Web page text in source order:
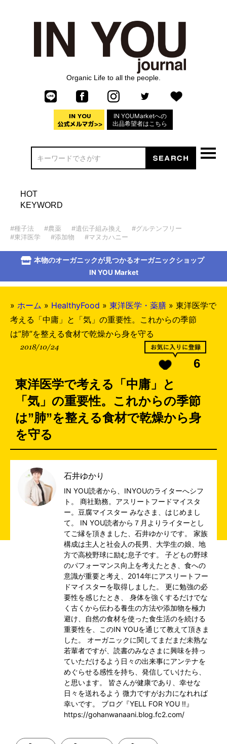
Organic Life to all the people.
IN YOUMarketへの
出品希望者はこちら
HOT
KEYWORD
#種子法 #農薬 #遺伝子組み換え
#グルテンフリー
#東洋医学
#添加物 #マヌカハニー
本物のオーガニックが見つかるオーガニックショップ
IN YOU Market
» ホーム » HealthyFood » 東洋医学・薬膳 » 東洋医学で
考える「中庸」と「気」の重要性。これからの季節
は”肺”を整える食材で乾燥から身を守る
2018/10/24
6
東洋医学で考える「中庸」と
「気」の重要性。これからの季節
は”肺”を整える食材で乾燥から身
を守る
石井ゆかり
IN YOU読者から、INYOUのライターへシフ
ト。 商社勤務。アスリートフードマイスタ
ー。豆腐マイスター みなさま、はじめまし
て。 IN YOU読者から７月よりライターとし
てご縁を頂きました、石井ゆかりです。 家族
構成は主人と社会人の長男、大学生の娘、地
方で高校野球に励む息子です。 子どもの野球
のパフォーマンス向上を考えたとき、食への
意識が重要と考え、2014年にアスリートフー
ドマイスターを取得しました。 更に勉強の必
要性を感じたとき、 身体を強くするだけでな
く古くから伝わる養生の方法や添加物を極力
避け、自然の食材を使った食生活のを続ける
重要性を、このIN YOUを通じて教えて頂きま
した。 オーガニックに関してまだまだ未熟な
若輩者ですが、読書のみなさまに興味を持っ
ていただけるよう日々の出来事にアンテナを
めぐらせる感性を持ち、発信していけたら、
と思います。 皆さんが健康であり、幸せな
日々を送れるよう 微力ですがお力になれれば
幸いです。 ブログ『YELL FOR YOU !!』
https://gohanwanaani.blog.fc2.com/